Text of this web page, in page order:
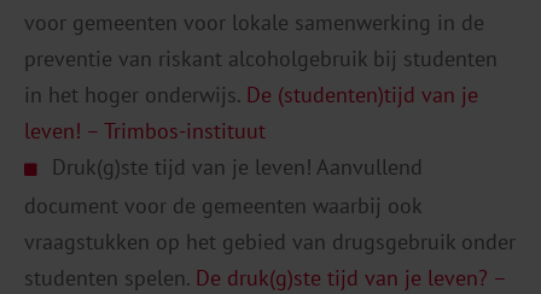
voor gemeenten voor lokale samenwerking in de
preventie van riskant alcoholgebruik bij studenten
in het hoger onderwijs. De (studenten)tijd van je
leven! – Trimbos-instituut
Druk(g)ste tijd van je leven! Aanvullend
document voor de gemeenten waarbij ook
vraagstukken op het gebied van drugsgebruik onder
studenten spelen. De druk(g)ste tijd van je leven? –